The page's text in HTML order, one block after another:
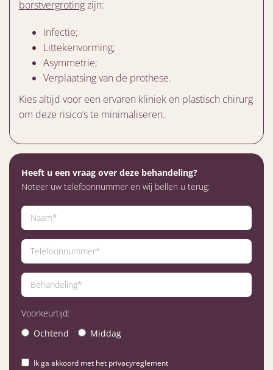
borstvergrotingzijn:
Infectie;
Littekenvorming;
Asymmetrie;
Verplaatsing van de prothese.
Kies altijd voor een ervaren kliniek en plastisch chirurg
om deze risico’s te minimaliseren.
Heeft u een vraag over deze behandeling?
Noteer uw telefoonnummer en wij bellen u terug:
Voorkeurtijd:
Ochtend
Middag
Ik ga akkoord met het privacyreglement